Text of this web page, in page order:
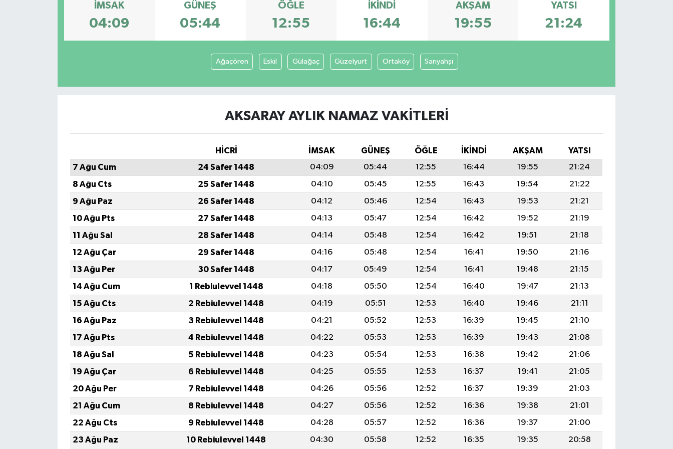
İMSAK
04:09
GÜNEŞ
05:44
ÖĞLE
12:55
İKINDI
16:44
AKŞAM
19:55
YATSI
21:24
Ağaçören Eskil Gülağaç Güzelyurt Ortaköy Sarıyahşi
AKSARAY AYLIK NAMAZ VAKITLERI
HİCRİ İMSAK GÜNEŞ ÖĞLE İKINDI AKŞAM
YATSI
7 Ağu Cum
24 Safer 1448 04:09 05:44 12:55 16:44 19:55
21:24
8 Ağu Cts
25 Safer 1448 04:10 05:45 12:55 16:43 19:54
21:22
9 Ağu Paz
26 Safer 1448 04:12 05:46 12:54 16:43 19:53
21:21
10 Ağu Pts
27 Safer 1448 04:13 05:47 12:54 16:42 19:52
21:19
11 Ağu Sal
28 Safer 1448 04:14 05:48 12:54 16:42 19:51
21:18
12 Ağu Çar
29 Safer 1448 04:16 05:48 12:54 16:41 19:50
21:16
13 Ağu Per
30 Safer 1448 04:17 05:49 12:54 16:41 19:48
21:15
14 Ağu Cum
1 Rebiulevvel 1448 04:18 05:50 12:54 16:40 19:47
21:13
15 Ağu Cts
2 Rebiulevvel 1448 04:19 05:51 12:53 16:40 19:46
21:11
16 Ağu Paz
3 Rebiulevvel 1448 04:21 05:52 12:53 16:39 19:45
21:10
17 Ağu Pts
4 Rebiulevvel 1448 04:22 05:53 12:53 16:39 19:43
21:08
18 Ağu Sal
5 Rebiulevvel 1448 04:23 05:54 12:53 16:38 19:42
21:06
19 Ağu Çar
6 Rebiulevvel 1448 04:25 05:55 12:53 16:37 19:41
21:05
20 Ağu Per
7 Rebiulevvel 1448 04:26 05:56 12:52 16:37 19:39
21:03
21 Ağu Cum
8 Rebiulevvel 1448 04:27 05:56 12:52 16:36 19:38
21:01
22 Ağu Cts
9 Rebiulevvel 1448 04:28 05:57 12:52 16:36 19:37
21:00
23 Ağu Paz
10 Rebiulevvel 1448 04:30 05:58 12:52 16:35 19:35 20:58
Teknoloji